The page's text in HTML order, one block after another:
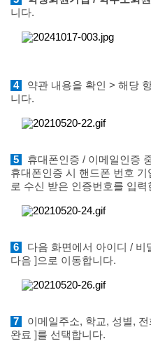
니다.
4 약관 내용을 확인 > 해당
니다.
5
휴대폰인증 / 이메일인증
휴대폰인증 시 핸드폰 번호
로 수신 받은 인증번호를 입력
6
다음 화면에서 아이디 / 비
다음 ]으로 이동합니다.
7
이메일주소, 학교, 성별,
완료 ]를 선택합니다.